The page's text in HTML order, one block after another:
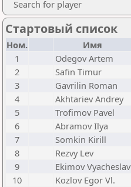
Search for player
Стартовый список
Ном. Имя
1
Odegov Artem
2
Safin Timur
3
Gavrilin Roman
4
Akhtariev Andrey
5
Trofimov Pavel
6
Abramov Ilya
7
Somkin Kirill
8
Rezvy Lev
9
Ekimov Vyacheslav
10
Kozlov Egor Vl.